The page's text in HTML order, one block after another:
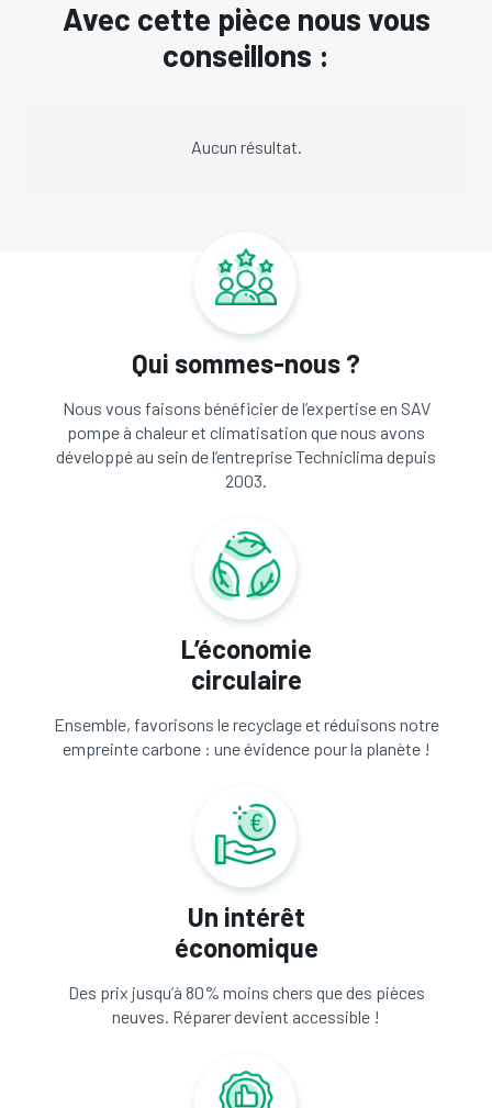
Avec cette pièce nous vous
conseillons :
Aucun résultat.
Qui sommes-nous ?
Nous vous faisons bénéficier de l’expertise en SAV
pompe à chaleur et climatisation que nous avons
développé au sein de l’entreprise Techniclima depuis
2003.
L’économie
circulaire
Ensemble, favorisons le recyclage et réduisons notre
empreinte carbone : une évidence pour la planète !
Un intérêt
économique
Des prix jusqu’à 80% moins chers que des pièces
neuves. Réparer devient accessible !